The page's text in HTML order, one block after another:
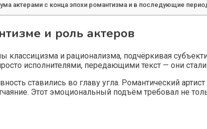
актерами с конца эпохи романтизма и в последующие
и роль актеров
классицизма и рационализма, подчёркивая
исполнителями, передающими текст — они
ставились во главу угла. Романтический
Этот эмоциональный подъём требовал не